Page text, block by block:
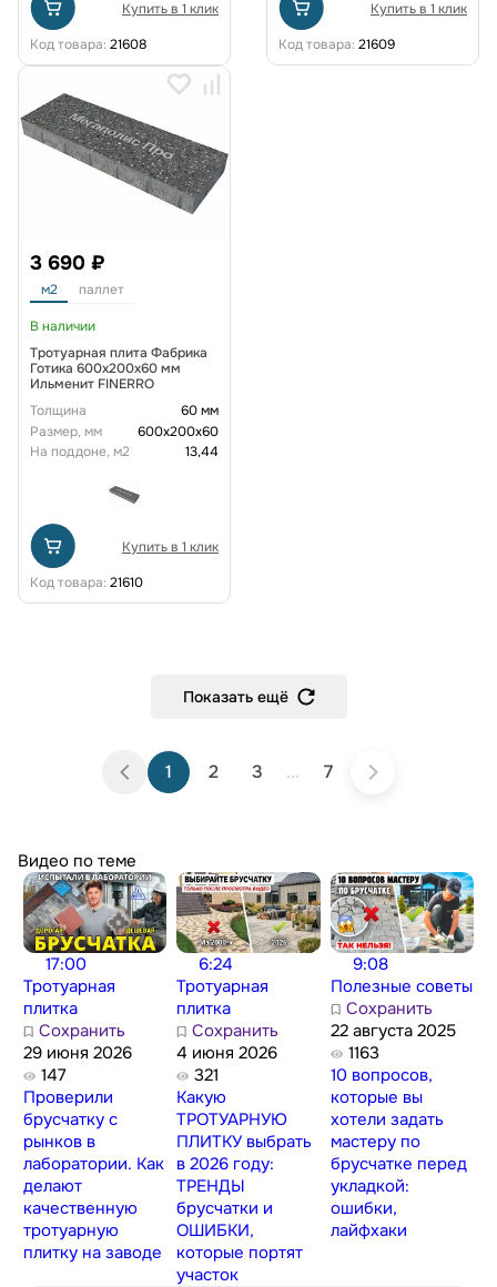
Купить в 1 клик
Код товара: 21608
Купить в 1 клик
Код товара: 21609
3 690 ₽
м2 паллет
В наличии
Тротуарная плита Фабрика
Готика 600х200х60 мм
Ильменит FINERRO
Толщина
60 мм
Размер, мм
600х200х60
На поддоне, м2
13,44
Купить в 1 клик
Код товара: 21610
Показать ещё
1 2 3 ... 7
Видео по теме
17:00
Тротуарная
плитка
Сохранить
29 июня 2026
147
Проверили
брусчатку с
рынков в
лаборатории. Как
делают
качественную
тротуарную
плитку на заводе
6:24
Тротуарная
плитка
Сохранить
4 июня 2026
321
Какую
ТРОТУАРНУЮ
ПЛИТКУ выбрать
в 2026 году:
ТРЕНДЫ
брусчатки и
ОШИБКИ,
которые портят
участок
9:08
Полезные советы
Сохранить
22 августа 2025
1163
10 вопросов,
которые вы
хотели задать
мастеру по
брусчатке перед
укладкой:
ошибки,
лайфхаки